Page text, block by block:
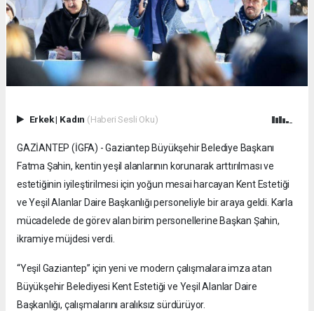
Erkek| Kadın (Haberi Sesli Oku)
GAZİANTEP (İGFA) - Gaziantep Büyükşehir Belediye Başkanı
Fatma Şahin, kentin yeşil alanlarının korunarak arttırılması ve
estetiğinin iyileştirilmesi için yoğun mesai harcayan Kent Estetiği
ve Yeşil Alanlar Daire Başkanlığı personeliyle bir araya geldi. Karla
mücadelede de görev alan birim personellerine Başkan Şahin,
ikramiye müjdesi verdi.
“Yeşil Gaziantep” için yeni ve modern çalışmalara imza atan
Büyükşehir Belediyesi Kent Estetiği ve Yeşil Alanlar Daire
Başkanlığı, çalışmalarını aralıksız sürdürüyor.